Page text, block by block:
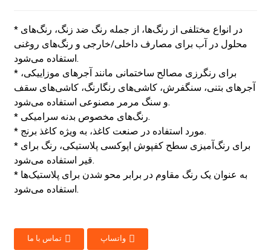
* در انواع مختلفی از رنگ‌ها، از جمله رنگ ضد زنگ، رنگ‌های
محلول در آب برای مصارف داخلی/خارجی و رنگ‌های روغنی
استفاده می‌شود.
* برای رنگرزی مصالح ساختمانی مانند آجرهای موزاییکی،
آجرهای بتنی، سنگفرش، کاشی‌های رنگارنگ، کاشی‌های سقف
و سنگ مرمر مصنوعی استفاده می‌شود.
* رنگ‌های مخصوص بدنه سرامیکی.
* مورد استفاده در صنعت کاغذ، به ویژه کاغذ برنج.
* برای رنگ‌آمیزی سطح کفپوش اپوکسی پلاستیکی، رنگ برای
قیر استفاده می‌شود.
* به عنوان یک رنگ مقاوم در برابر محو شدن برای پلاستیک‌ها
استفاده می‌شود.
تماس با ما واتساپ